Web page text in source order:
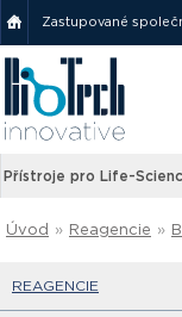
Zastupované
Přístroje pro Life-
Úvod » Reagencie »
REAGENCIE